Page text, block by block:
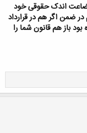
بضاعت اندک حقوقی خود
ضمن اگر هم در قرارداد
باز هم قانون شما را